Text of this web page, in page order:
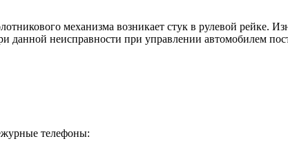
механизма возникает стук в рулевой рейке.
данной неисправности при управлении автомобилем
телефоны: